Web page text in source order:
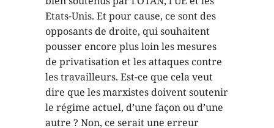
Etats-Unis. Et pour cause, ce sont des
opposants de droite, qui souhaitent
pousser encore plus loin les mesures
de privatisation et les attaques contre
les travailleurs. Est-ce que cela veut
dire que les marxistes doivent soutenir
le régime actuel, d’une façon ou d’une
autre ? Non, ce serait une erreur